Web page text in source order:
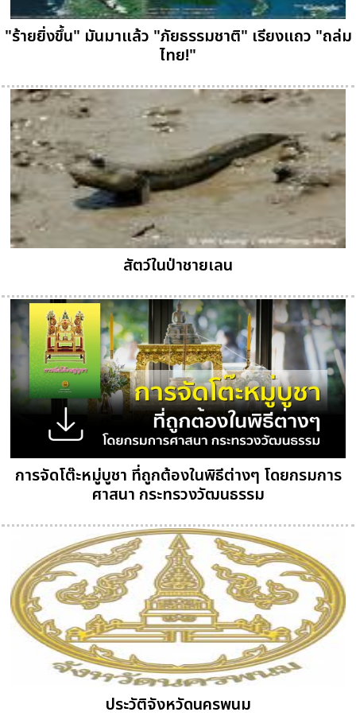
"ร้ายยิ่งขึ้น" มันมาแล้ว "ภัยธรรมชาติ" เรียงแถว "ถล่ม
ไทย!"
สัตว์ในป่าชายเลน
การจัดโต๊ะหมู่บูชา ที่ถูกต้องในพิธีต่างๆ โดยกรมการ
ศาสนา กระทรวงวัฒนธรรม
ประวัติจังหวัดนครพนม